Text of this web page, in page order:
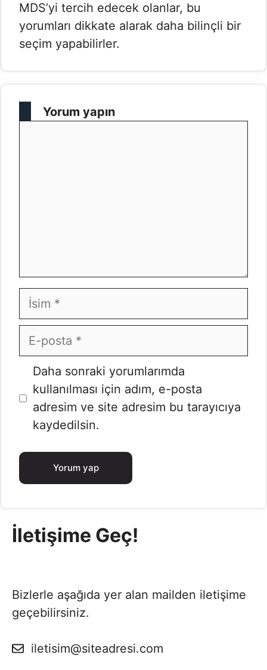
MDS’yi tercih edecek olanlar, bu
yorumları dikkate alarak daha bilinçli bir
seçim yapabilirler.
Yorum yapın
İsim
E-
posta
İnternet
sitesi
Daha sonraki yorumlarımda
kullanılması için adım, e-posta
adresim ve site adresim bu tarayıcıya
kaydedilsin.
İletişime Geç!
Bizlerle aşağıda yer alan mailden iletişime
geçebilirsiniz.
iletisim@siteadresi.com